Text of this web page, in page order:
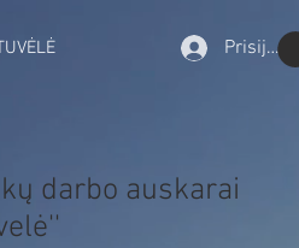
Prisijungti
darbo auskarai